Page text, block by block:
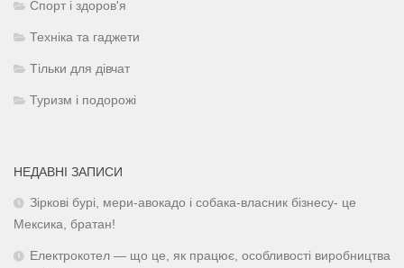
Спорт і здоров'я
Техніка та гаджети
Тільки для дівчат
Туризм і подорожі
НЕДАВНІ ЗАПИСИ
Зіркові бурі, мери-авокадо і собака-власник бізнесу- це
Мексика, братан!
Електрокотел — що це, як працює, особливості виробництва